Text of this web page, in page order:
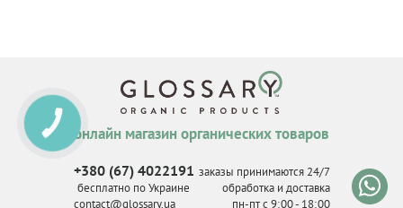
онлайн магазин органических товаров
+380 (67) 4022191
бесплатно по Украине
contact@glossary.ua
заказы принимаются 24/7
обработка и доставка
пн-пт с 9:00 - 18:00
КНОПКА
СВЯЗИ